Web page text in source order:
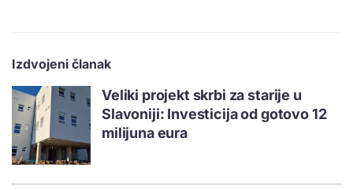
Izdvojeni članak
Veliki projekt skrbi za starije u
Slavoniji: Investicija od gotovo 12
milijuna eura